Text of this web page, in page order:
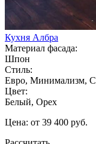
Кухня Албра
Материал фасада:
Шпон
Стиль:
Евро, Минимализм,
Цвет:
Белый, Орех
Цена: от 39 400 руб.